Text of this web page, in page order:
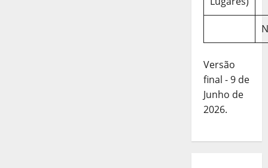
Versão
final - 9 de
Junho de
2026.